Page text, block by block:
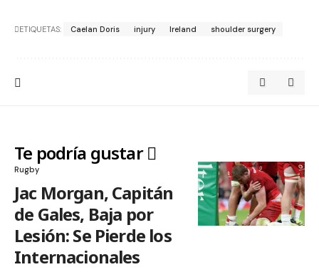
ETIQUETAS: Caelan Doris injury Ireland shoulder surgery
Te podría gustar
Rugby
Jac Morgan, Capitán
de Gales, Baja por
Lesión: Se Pierde los
Internacionales